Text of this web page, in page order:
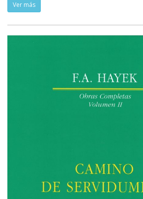
Ver más